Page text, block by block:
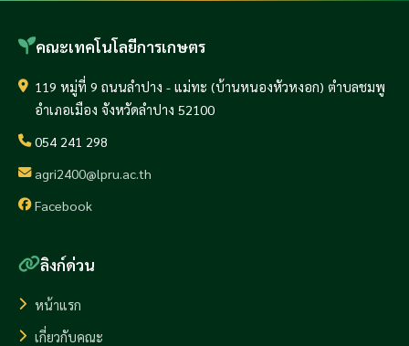
คณะเทคโนโลยีการเกษตร
119 หมู่ที่ 9 ถนนลำปาง - แม่ทะ (บ้านหนองหัวหงอก) ตำบลชมพู
อำเภอเมือง จังหวัดลำปาง 52100
054 241 298
agri2400@lpru.ac.th
Facebook
ลิงก์ด่วน
หน้าแรก
เกี่ยวกับคณะ